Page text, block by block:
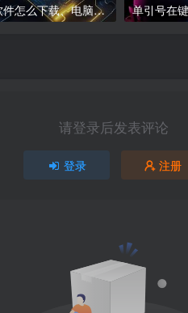
电脑下载软件怎么下载、电脑软件下载指南
请登录后发表评论
登录 注册